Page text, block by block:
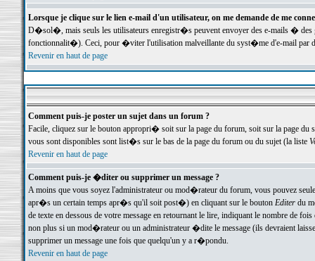
Lorsque je clique sur le lien e-mail d'un utilisateur, on me demande de me
D�sol�, mais seuls les utilisateurs enregistr�s peuvent envoyer des e-mails �
fonctionnalit�). Ceci, pour �viter l'utilisation malveillante du syst�me d'e-mail par
Revenir en haut de page
Comment puis-je poster un sujet dans un forum ?
Facile, cliquez sur le bouton appropri� soit sur la page du forum, soit sur la page du
vous sont disponibles sont list�s sur le bas de la page du forum ou du sujet (la liste
Revenir en haut de page
Comment puis-je �diter ou supprimer un message ?
A moins que vous soyez l'administrateur ou mod�rateur du forum, vous pouvez
apr�s un certain temps apr�s qu'il soit post�) en cliquant sur le bouton Editerdu
de texte en dessous de votre message en retournant le lire, indiquant le nombre
non plus si un mod�rateur ou un administrateur �dite le message (ils devraient
supprimer un message une fois que quelqu'un y a r�pondu.
Revenir en haut de page